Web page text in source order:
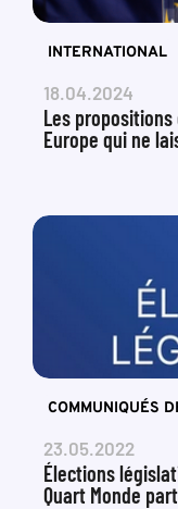
INTERNATIONAL
18.04.2024
Les propositions
Europe qui ne
COMMUNIQUÉS
23.05.2022
Élections
Quart Monde